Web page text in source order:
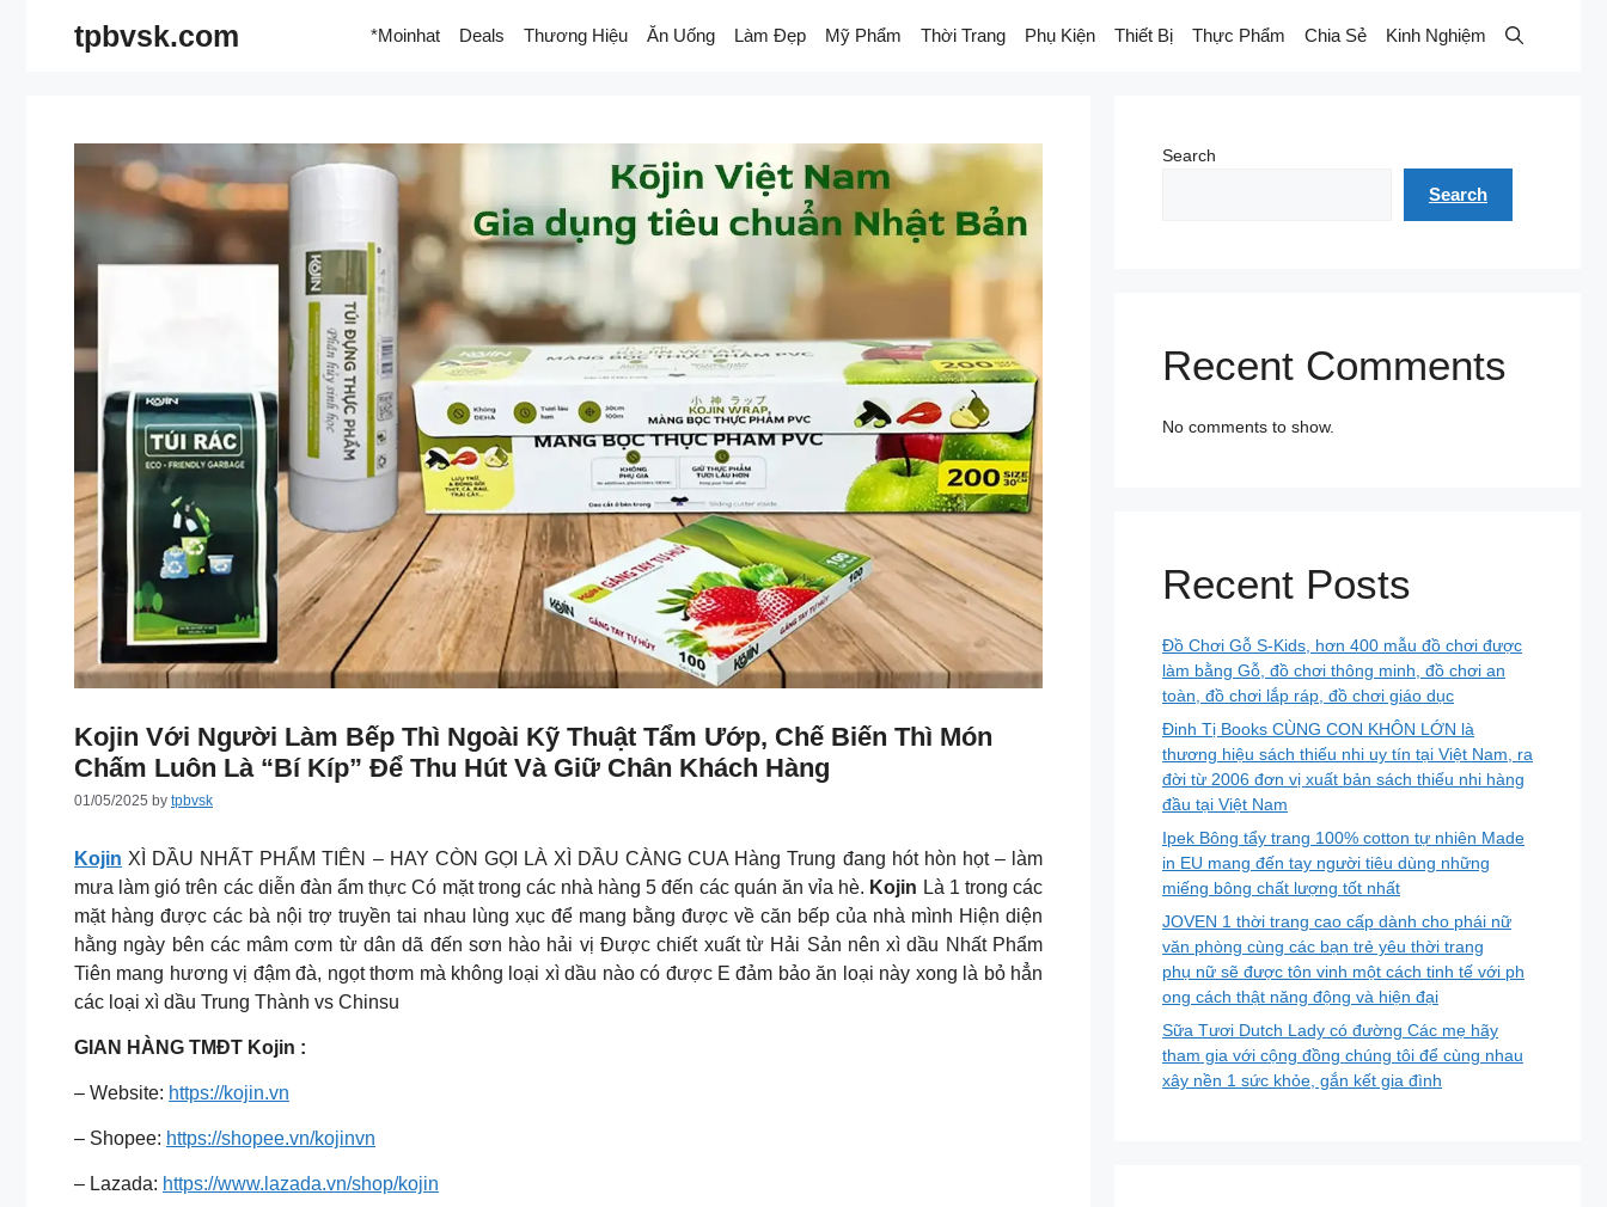
tpbvsk.com *Moinhat Deals Thương Hiệu Ăn Uống Làm Đẹp Mỹ Phẩm Thời Trang Phụ Kiện Thiết Bị Thực Phẩm Chia Sẻ Kinh Nghiệm
Kojin Với Người Làm Bếp Thì Ngoài Kỹ Thuật Tẩm Ướp, Chế Biến Thì Món
Chấm Luôn Là “bí Kíp” Để Thu Hút Và Giữ Chân Khách Hàng
01/05/2025 by tpbvsk
Kojin XÌ DẦU NHẤT PHẨM TIÊN – HAY CÒN GỌI LÀ XÌ DẦU CÀNG CUA Hàng Trung đang hót hòn họt – làm
mưa làm gió trên các diễn đàn ẩm thực Có mặt trong các nhà hàng 5 đến các quán ăn vỉa hè. Kojin Là 1 trong các
mặt hàng được các bà nội trợ truyền tai nhau lùng xục để mang bằng được về căn bếp của nhà mình Hiện diện
hằng ngày bên các mâm cơm từ dân dã đến sơn hào hải vị Được chiết xuất từ Hải Sản nên xì dầu Nhất Phẩm
Tiên mang hương vị đậm đà, ngọt thơm mà không loại xì dầu nào có được E đảm bảo ăn loại này xong là bỏ hẳn
các loại xì dầu Trung Thành vs Chinsu
GIAN HÀNG TMĐT Kojin :
– Website: https://kojin.vn
– Shopee: https://shopee.vn/kojinvn
– Lazada: https://www.lazada.vn/shop/kojin
Search
Search
Recent Comments
No comments to show.
Recent Posts
Đồ Chơi Gỗ S-Kids, hơn 400 mẫu đồ chơi được
làm bằng Gỗ, đồ chơi thông minh, đồ chơi an
toàn, đồ chơi lắp ráp, đồ chơi giáo dục
Đinh Tị Books CÙNG CON KHÔN LỚN là
thương hiệu sách thiếu nhi uy tín tại Việt Nam, ra
đời từ 2006 đơn vị xuất bản sách thiếu nhi hàng
đầu tại Việt Nam
Ipek Bông tẩy trang 100% cotton tự nhiên Made
in EU mang đến tay người tiêu dùng những
miếng bông chất lượng tốt nhất
JOVEN 1 thời trang cao cấp dành cho phái nữ
văn phòng cùng các bạn trẻ yêu thời trang
phụ nữ sẽ được tôn vinh một cách tinh tế với ph
ong cách thật năng động và hiện đại
Sữa Tươi Dutch Lady có đường Các mẹ hãy
tham gia với cộng đồng chúng tôi để cùng nhau
xây nền 1 sức khỏe, gắn kết gia đình